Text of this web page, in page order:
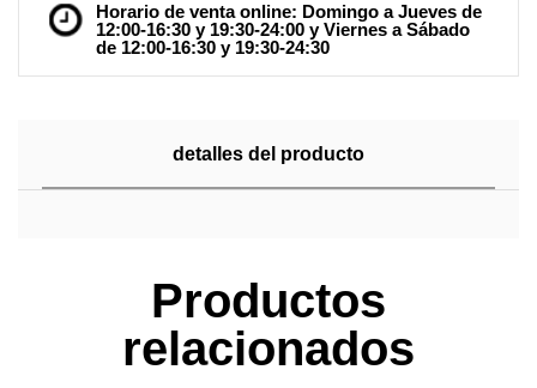
Horario de venta online: Domingo a Jueves de
12:00-16:30 y 19:30-24:00 y Viernes a Sábado
de 12:00-16:30 y 19:30-24:30
detalles del producto
Productos
relacionados